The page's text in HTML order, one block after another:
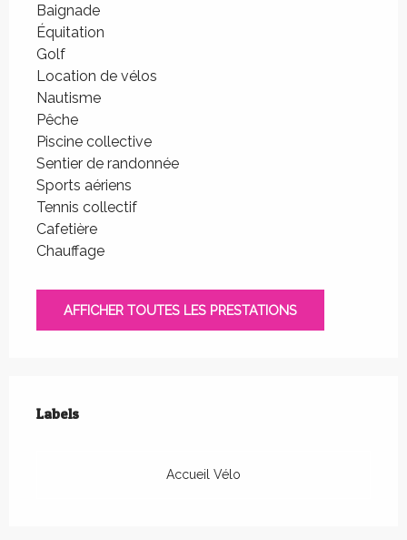
Baignade
Équitation
Golf
Location de vélos
Nautisme
Pêche
Piscine collective
Sentier de randonnée
Sports aériens
Tennis collectif
Cafetière
Chauffage
AFFICHER TOUTES LES PRESTATIONS
Labels
Labels
Accueil Vélo